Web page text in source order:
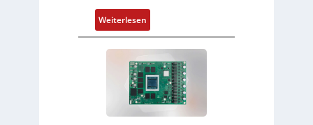
Z
u
s
t
a
n
d
f
ü
r
m
e
h
r
Weiterlesen:
F
l
e
x
i
b